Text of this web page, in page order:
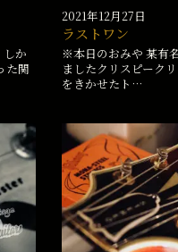
か
た関
2021年12月27日
ラストワン
※本日のおみや 某有
ましたクリスピーク
をきかせたト…